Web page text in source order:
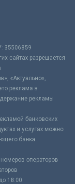
35506859
сайтах разрешается
«Актуально»,
реклама в
рекламы
банковских
и услугах можно
банка.
операторов
18:00